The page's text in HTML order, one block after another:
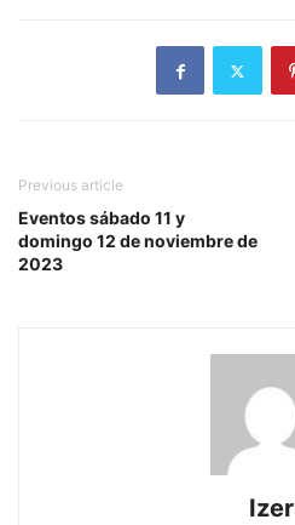
Previous article
Eventos sábado 11 y
domingo 12 de noviembre de
2023
Izer